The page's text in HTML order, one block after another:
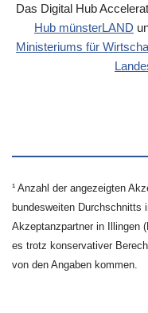
Das Digital Hub
Hub münsterLAND
Ministeriums für
¹ Anzahl der angezeigten
bundesweiten Durchschnitts
Akzeptanzpartner in Illingen
es trotz konservativer
von den Angaben kommen.